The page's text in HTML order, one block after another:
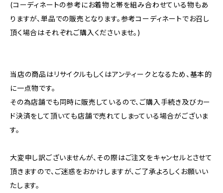
(コーディネートの参考にお着物と帯を組み合わせている物もあ
りますが、単品での販売となります。参考コーディネートでお召し
頂く場合はそれぞれご購入くださいませ。)
当店の商品はリサイクルもしくはアンティークとなるため、基本的
に一点物です。
その為店舗でも同時に販売しているので、ご購入手続き及びカー
ド決済をして頂いても店舗で売れてしまっている場合がございま
す。
大変申し訳ございませんが、その際はご注文をキャンセルとさせて
頂きますので、ご迷惑をおかけしますが、ご了承よろしくお願いい
たします。